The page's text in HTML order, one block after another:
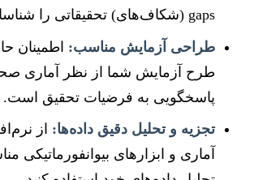
gaps (شکاف‌های) تحقیقاتی را شناسایی نمایید.
طراحی آزمایش مناسب: اطمینان
طرح آزمایش شما از نظر آماری
پاسخگویی به فرضیات تحقیق است.
تجزیه و تحلیل دقیق داده‌ها: از
آماری و ابزارهای بیوانفورماتیکی